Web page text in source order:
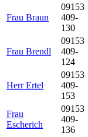
Frau Braun
09153
409-
130
Frau Brendl
09153
409-
124
Herr Ertel
09153
409-
153
Frau
Escherich
09153
409-
136